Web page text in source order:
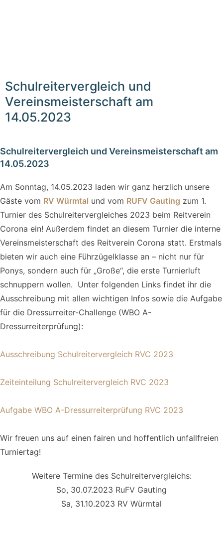
Schulreitervergleich und
Vereinsmeisterschaft am
14.05.2023
Schulreitervergleich und Vereinsmeisterschaft am
14.05.2023
Am Sonntag, 14.05.2023 laden wir ganz herzlich unsere
Gäste vom RV Würmtal und vom RUFV Gauting zum 1.
Turnier des Schulreitervergleiches 2023 beim Reitverein
Corona ein! Außerdem findet an diesem Turnier die interne
Vereinsmeisterschaft des Reitverein Corona statt. Erstmals
bieten wir auch eine Führzügelklasse an – nicht nur für
Ponys, sondern auch für „Große“, die erste Turnierluft
schnuppern wollen. Unter folgenden Links findet ihr die
Ausschreibung mit allen wichtigen Infos sowie die Aufgabe
für die Dressurreiter-Challenge (WBO A-
Dressurreiterprüfung):
Ausschreibung Schulreitervergleich RVC 2023
Zeiteinteilung Schulreitervergleich RVC 2023
Aufgabe WBO A-Dressurreiterprüfung RVC 2023
Wir freuen uns auf einen fairen und hoffentlich unfallfreien
Turniertag!
Weitere Termine des Schulreitervergleichs:
So, 30.07.2023 RuFV Gauting
Sa, 31.10.2023 RV Würmtal